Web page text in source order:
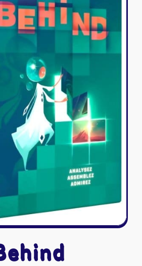
Naruto Mythos
Autres
Tapis de jeu